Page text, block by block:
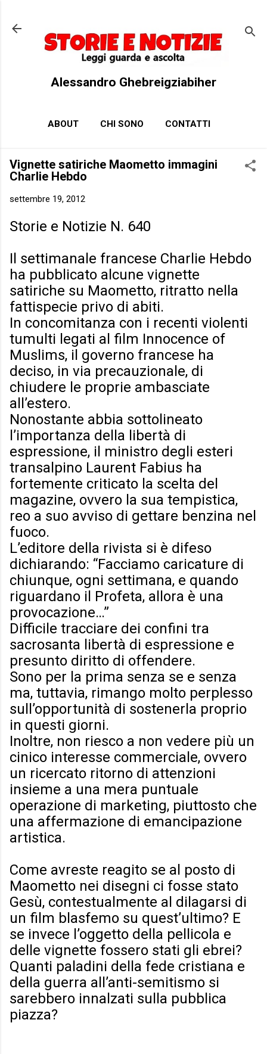
Alessandro Ghebreigziabiher
ABOUT CHI SONO CONTATTI
Vignette satiriche Maometto immagini
Charlie Hebdo
settembre 19, 2012
Storie e Notizie N. 640
Il settimanale francese Charlie Hebdo
ha pubblicato alcune vignette
satiriche su Maometto, ritratto nella
fattispecie privo di abiti.
In concomitanza con i recenti violenti
tumulti legati al film Innocence of
Muslims, il governo francese ha
deciso, in via precauzionale, di
chiudere le proprie ambasciate
all’estero.
Nonostante abbia sottolineato
l’importanza della libertà di
espressione, il ministro degli esteri
transalpino Laurent Fabius ha
fortemente criticato la scelta del
magazine, ovvero la sua tempistica,
reo a suo avviso di gettare benzina nel
fuoco.
L’editore della rivista si è difeso
dichiarando: “Facciamo caricature di
chiunque, ogni settimana, e quando
riguardano il Profeta, allora è una
provocazione…”
Difficile tracciare dei confini tra
sacrosanta libertà di espressione e
presunto diritto di offendere.
Sono per la prima senza se e senza
ma, tuttavia, rimango molto perplesso
sull’opportunità di sostenerla proprio
in questi giorni.
Inoltre, non riesco a non vedere più un
cinico interesse commerciale, ovvero
un ricercato ritorno di attenzioni
insieme a una mera puntuale
operazione di marketing, piuttosto che
una affermazione di emancipazione
artistica.
Come avreste reagito se al posto di
Maometto nei disegni ci fosse stato
Gesù, contestualmente al dilagarsi di
un film blasfemo su quest’ultimo? E
se invece l’oggetto della pellicola e
delle vignette fossero stati gli ebrei?
Quanti paladini della fede cristiana e
della guerra all’anti-semitismo si
sarebbero innalzati sulla pubblica
piazza?